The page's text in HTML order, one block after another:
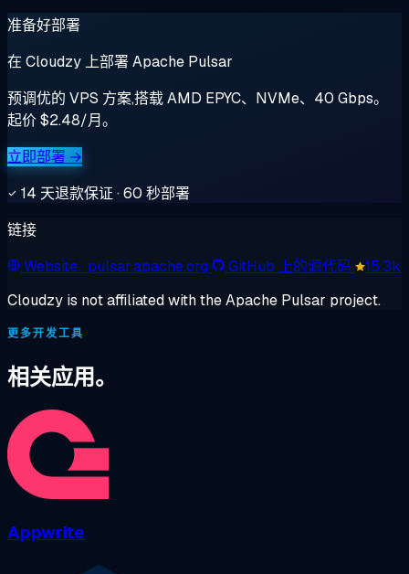
准备好部署
在 Cloudzy 上部署 Apache Pulsar
预调优的 VPS 方案,搭载 AMD EPYC、NVMe、40 Gbps。
起价 $2.48/月。
立即部署 →
14 天退款保证 · 60 秒部署
链接
Website· pulsar.apache.org GitHub 上的源代码
15.3k
Cloudzy is not affiliated with the Apache Pulsar project.
更多开发工具
相关应用。
Appwrite